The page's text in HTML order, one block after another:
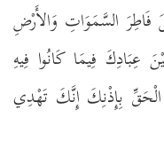
فَاطِرَ السَّمَوَاتِ وَالأَرْضِ
فِيمَا كَانُوا فِيهِ
بِإِذْنِكَ إِنَّكَ تَهْدِي